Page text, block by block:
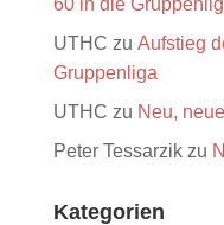
60 in die
UTHC zu Aufstieg
Gruppenliga
UTHC zu Neu,
Peter Tessarzikzu
Kategorien